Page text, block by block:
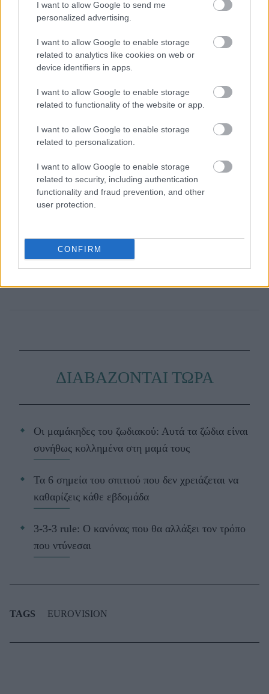
I want to allow Google to send me
personalized advertising.
I want to allow Google to enable storage
related to analytics like cookies on web or
device identifiers in apps.
I want to allow Google to enable storage
related to functionality of the website or app.
I want to allow Google to enable storage
related to personalization.
I want to allow Google to enable storage
related to security, including authentication
functionality and fraud prevention, and other
user protection.
CONFIRM
ΔΙΑΒΑΖΟΝΤΑΙ ΤΩΡΑ
Οι μαμάκηδες του ζωδιακού: Αυτά τα ζώδια είναι
συνήθως κολλημένα στη μαμά τους
Τα 6 σημεία του σπιτιού που δεν χρειάζεται να
καθαρίζεις κάθε εβδομάδα
3-3-3 rule: Ο κανόνας που θα αλλάξει τον τρόπο
που ντύνεσαι
TAGS EUROVISION